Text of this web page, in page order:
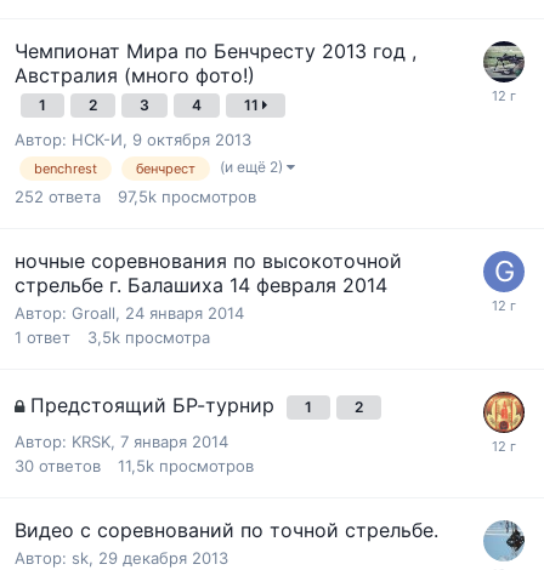
Чемпионат Мира по Бенчресту 2013 год ,
Австралия (много фото!)
1 2 3 4 11
Автор: НСК-И, 9 октября 2013
benchrest бенчрест (и ещё 2)
252 ответа 97,5k просмотров
ночные соревнования по высокоточной
стрельбе г. Балашиха 14 февраля 2014
Автор: Groall, 24 января 2014
1 ответ 3,5k просмотра
Предстоящий БР-турнир 1 2
Автор: KRSK, 7 января 2014
30 ответов 11,5k просмотров
Видео с соревнований по точной стрельбе.
Автор: sk, 29 декабря 2013